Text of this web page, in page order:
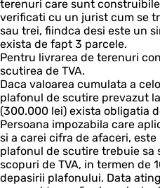
terenuri care sunt
verificati cu un jurist cum se
sau trei, fiindca desi este un
exista de fapt 3 parcele.
Pentru livrarea de terenuri
scutirea de TVA.
Daca valoarea cumulata a
plafonul de scutire prevazut
(300.000 lei) exista obligatia
Persoana impozabila care
si a carei cifra de afaceri,
plafonul de scutire trebuie sa
scopuri de TVA, in termen de
depasirii plafonului. Data